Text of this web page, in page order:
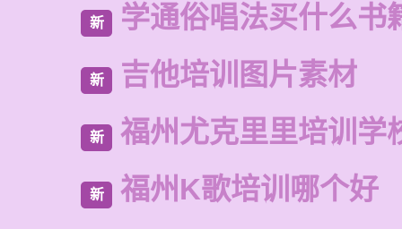
新 学通俗唱法买什么书
新 吉他培训图片素材
新 福州尤克里里培训学
新 福州K歌培训哪个好